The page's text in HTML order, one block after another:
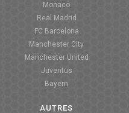
Monaco
Real Madrid
FC Barcelona
Manchester City
Manchester United
Juventus
Bayern
AUTRES